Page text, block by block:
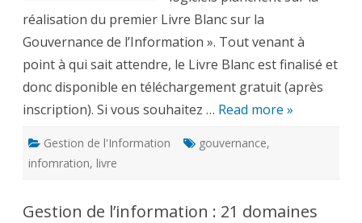
réalisation du premier Livre Blanc sur la
Gouvernance de l’Information ». Tout venant à
point à qui sait attendre, le Livre Blanc est finalisé et
donc disponible en téléchargement gratuit (après
inscription). Si vous souhaitez … Read more »
Gestion de l'Information gouvernance,
infomration, livre
Gestion de l’information : 21 domaines